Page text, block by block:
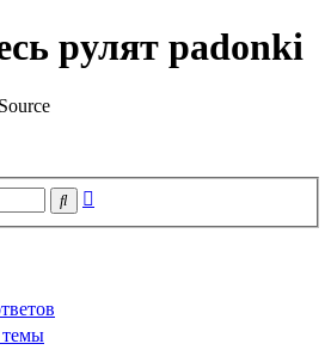
рулят padonki
Поиск